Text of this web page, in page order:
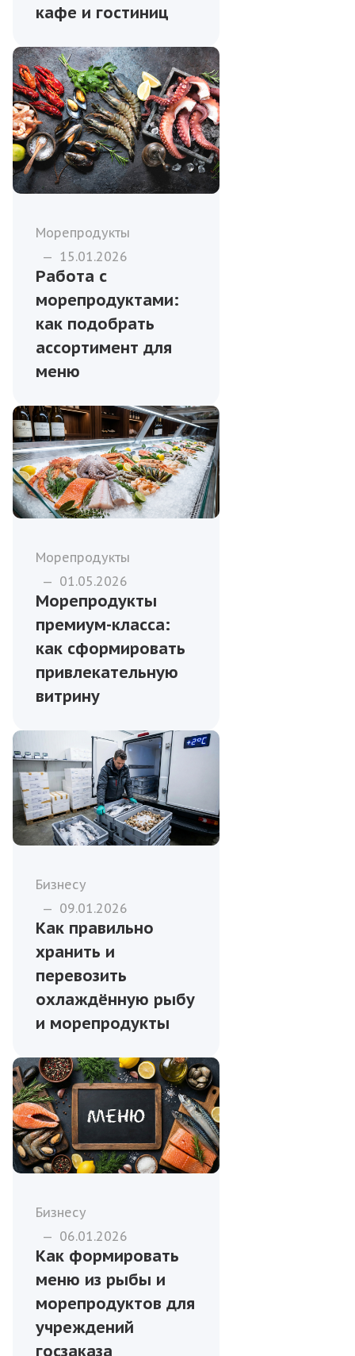
кафе и гостиниц
Морепродукты
— 15.01.2026
Работа с
морепродуктами:
как подобрать
ассортимент для
меню
Морепродукты
— 01.05.2026
Морепродукты
премиум-класса:
как сформировать
привлекательную
витрину
Бизнесу
— 09.01.2026
Как правильно
хранить и
перевозить
охлаждённую рыбу
и морепродукты
Бизнесу
— 06.01.2026
Как формировать
меню из рыбы и
морепродуктов для
учреждений
госзаказа